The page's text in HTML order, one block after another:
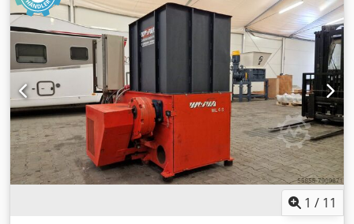
620 mm/min elektr. Anschluß: 380 V kW Platzbedarf: 1900 x
1600 x 1750 mm Gewicht: ca. 1500 kg Dcodsd Rxw Hspfx
Anujk
1 / 11